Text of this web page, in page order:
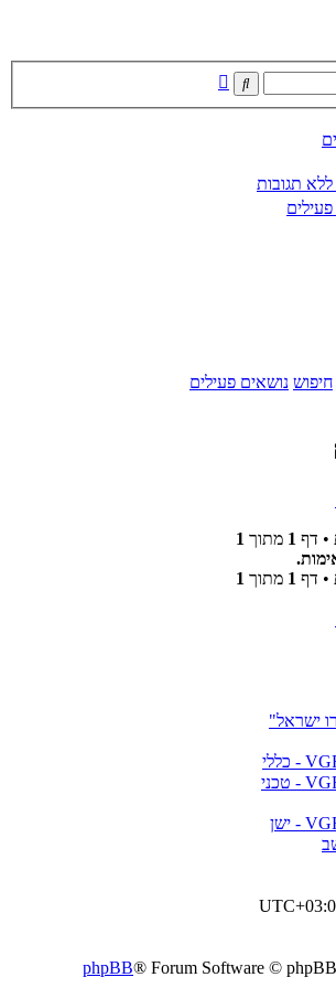
חיפוש
תגובות
חיפוש נושאים פעילים
1 מתוך 1
1 מתוך 1
ישראל"
phpBB® Forum Software ©